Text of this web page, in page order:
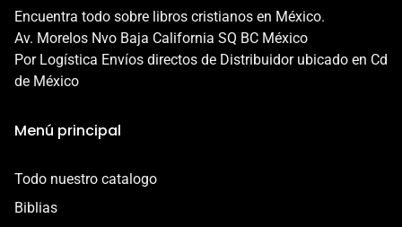
siguientes casos:
- Daño en el envío
- Defecto o error de fabricación
contacto@libreriacristianamadai.com, ¡Te
acompañaremos en el proceso!
Encuentra todo sobre libros cristianos en México.
Av. Morelos Nvo Baja California SQ BC México
Por Logística Envíos directos de Distribuidor ubicado en Cd
de México
Menú principal
Todo nuestro catalogo
Biblias